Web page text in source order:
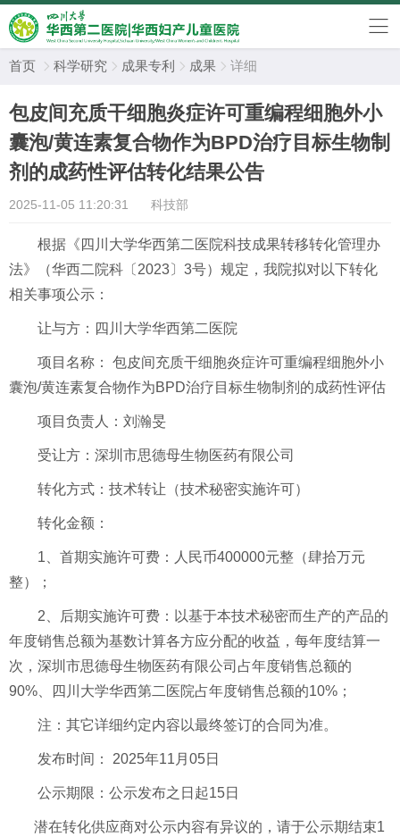
首页  科学研究  成果专利  成果  详细
包皮间充质干细胞炎症许可重编程细胞外小
囊泡/黄连素复合物作为BPD治疗目标生物制
剂的成药性评估转化结果公告
2025-11-05 11:20:31 科技部
根据《四川大学华西第二医院科技成果转移转化管理办
法》（华西二院科〔 2023〕 3号）规定，我院拟对以下转化
相关事项公示：
让与方 ：四川大学华西第二医院
项目名称： 包皮间充质干细胞炎症许可重编程细胞外小
囊泡/黄连素复合物作为BPD治疗目标生物制剂的成药性评估
项目负责 人： 刘瀚旻
受让方：深圳市思德母生物医药有限公司
转化方式 ：技术转让（技术秘密实施许可）
转化金额：
1 、首期实施许可费：人民币400000元整（肆拾万元
整）；
2 、后期实施许可费：以基于本技术秘密而生产的产品的
年度销售总额为基数计算各方应分配的收益，每年度结算一
次，深圳市思德母生物医药有限公司占年度销售总额的
90% 、四川大学华西第二医院占年度销售总额的10% ；
注：其它详细约定内容以最终签订的合同为准。
发布时间 ： 2025年11 月 05日
公示期限 ： 公示发布之日起15日
潜在转化供应商对公示内容有异议的，请于公示期结束1